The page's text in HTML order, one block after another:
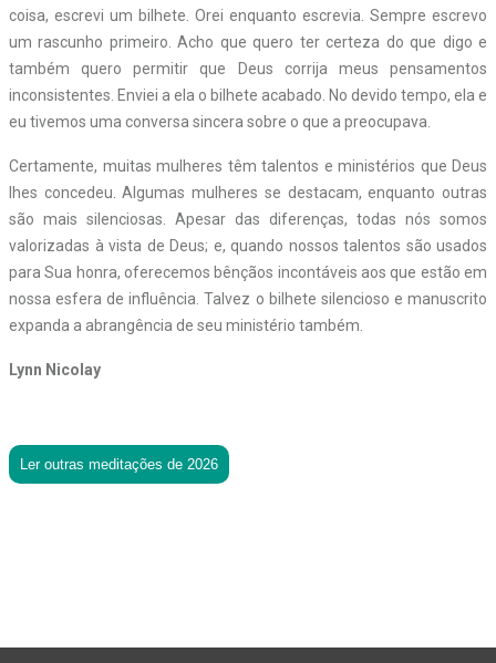
coisa, escrevi um bilhete. Orei enquanto escrevia. Sempre escrevo
um rascunho primeiro. Acho que quero ter certeza do que digo e
também quero permitir que Deus corrija meus pensamentos
inconsistentes. Enviei a ela o bilhete acabado. No devido tempo, ela e
eu tivemos uma conversa sincera sobre o que a preocupava.
Certamente, muitas mulheres têm talentos e ministérios que Deus
lhes concedeu. Algumas mulheres se destacam, enquanto outras
são mais silenciosas. Apesar das diferenças, todas nós somos
valorizadas à vista de Deus; e, quando nossos talentos são usados
para Sua honra, oferecemos bênçãos incontáveis aos que estão em
nossa esfera de influência. Talvez o bilhete silencioso e manuscrito
expanda a abrangência de seu ministério também.
Lynn Nicolay
Ler outras meditações de 2026